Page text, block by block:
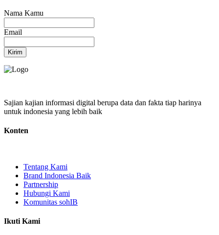
Nama Kamu
Email
Kirim
Sajian kajian informasi digital berupa data dan fakta tiap harinya
untuk indonesia yang lebih baik
Konten
Tentang Kami
Brand Indonesia Baik
Partnership
Hubungi Kami
Komunitas sohIB
Ikuti Kami